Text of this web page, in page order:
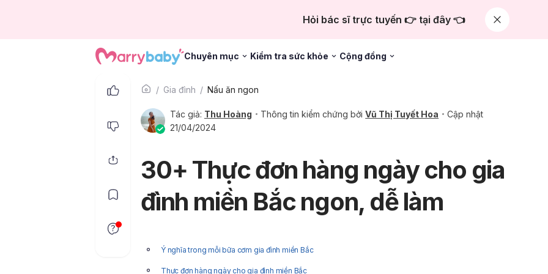
Hỏi bác sĩ trực tuyến 👉 tại đây 👈
Chuyên mục Kiểm tra sức khỏe Cộng đồng
Gia đình Nấu ăn ngon
Tác giả: Thu Hoàng Thông tin kiểm chứng bởiVũ Thị Tuyết Hoa
Cập nhật
21/04/2024
30+ Thực đơn hàng ngày cho gia
đình miền Bắc ngon, dễ làm
Ý nghĩa trong mỗi bữa cơm gia đình miền Bắc
Thực đơn hàng ngày cho gia đình miền Bắc